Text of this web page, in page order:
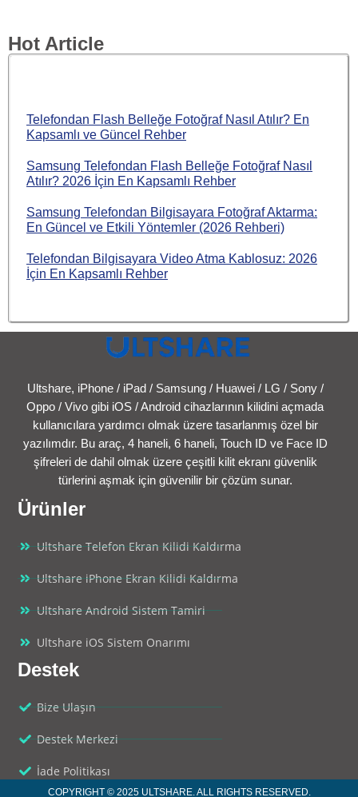
Hot Article
Telefondan Flash Belleğe Fotoğraf Nasıl Atılır? En
Kapsamlı ve Güncel Rehber
Samsung Telefondan Flash Belleğe Fotoğraf Nasıl
Atılır? 2026 İçin En Kapsamlı Rehber
Samsung Telefondan Bilgisayara Fotoğraf Aktarma:
En Güncel ve Etkili Yöntemler (2026 Rehberi)
Telefondan Bilgisayara Video Atma Kablosuz: 2026
İçin En Kapsamlı Rehber
Ultshare, iPhone / iPad / Samsung / Huawei / LG / Sony /
Oppo / Vivo gibi iOS / Android cihazlarının kilidini açmada
kullanıcılara yardımcı olmak üzere tasarlanmış özel bir
yazılımdır. Bu araç, 4 haneli, 6 haneli, Touch ID ve Face ID
şifreleri de dahil olmak üzere çeşitli kilit ekranı güvenlik
türlerini aşmak için güvenilir bir çözüm sunar.
Ürünler
Ultshare Telefon Ekran Kilidi Kaldırma
Ultshare iPhone Ekran Kilidi Kaldırma
Ultshare Android Sistem Tamiri
Ultshare iOS Sistem Onarımı
Destek
Bize Ulaşın
Destek Merkezi
İade Politikası
COPYRIGHT © 2025 ULTSHARE. ALL RIGHTS RESERVED.